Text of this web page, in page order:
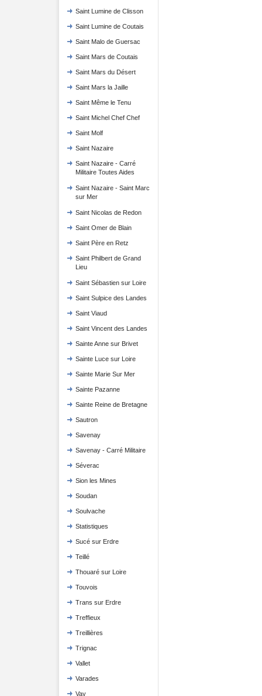
Saint Lumine de Clisson
Saint Lumine de Coutais
Saint Malo de Guersac
Saint Mars de Coutais
Saint Mars du Désert
Saint Mars la Jaille
Saint Même le Tenu
Saint Michel Chef Chef
Saint Molf
Saint Nazaire
Saint Nazaire - Carré
Militaire Toutes Aides
Saint Nazaire - Saint Marc
sur Mer
Saint Nicolas de Redon
Saint Omer de Blain
Saint Père en Retz
Saint Philbert de Grand
Lieu
Saint Sébastien sur Loire
Saint Sulpice des Landes
Saint Viaud
Saint Vincent des Landes
Sainte Anne sur Brivet
Sainte Luce sur Loire
Sainte Marie Sur Mer
Sainte Pazanne
Sainte Reine de Bretagne
Sautron
Savenay
Savenay - Carré Militaire
Séverac
Sion les Mines
Soudan
Soulvache
Statistiques
Sucé sur Erdre
Teillé
Thouaré sur Loire
Touvois
Trans sur Erdre
Treffieux
Treillières
Trignac
Vallet
Varades
Vay